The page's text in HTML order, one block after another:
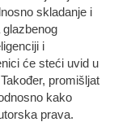
skladanje i
i
će steći uvid u
promišljat
kako
prava.